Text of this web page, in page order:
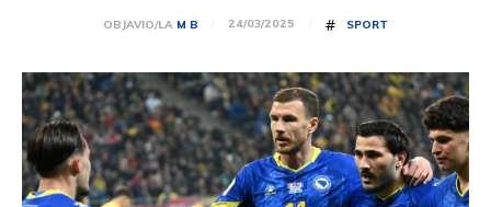
OBJAVIO/LA M B 24/03/2025 # SPORT